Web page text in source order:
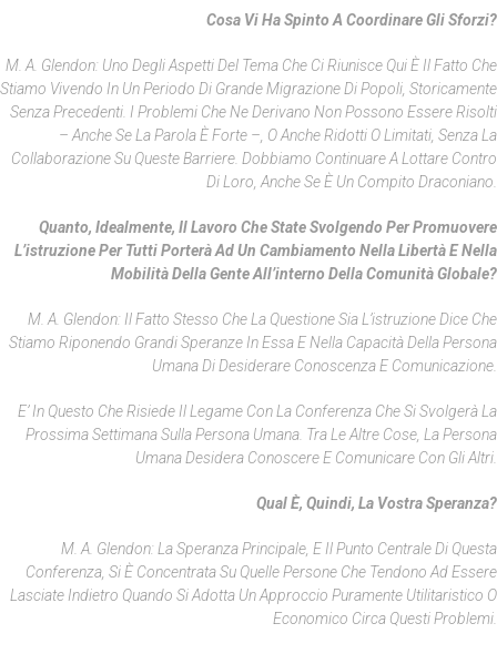
Cosa Vi Ha Spinto A Coordinare Gli Sforzi?
M. A. Glendon: Uno Degli Aspetti Del Tema Che Ci Riunisce Qui È Il Fatto Che
Stiamo Vivendo In Un Periodo Di Grande Migrazione Di Popoli, Storicamente
Senza Precedenti. I Problemi Che Ne Derivano Non Possono Essere Risolti
– Anche Se La Parola È Forte –, O Anche Ridotti O Limitati, Senza La
Collaborazione Su Queste Barriere. Dobbiamo Continuare A Lottare Contro
Di Loro, Anche Se È Un Compito Draconiano.
Quanto, Idealmente, Il Lavoro Che State Svolgendo Per Promuovere
L’istruzione Per Tutti Porterà Ad Un Cambiamento Nella Libertà E Nella
Mobilità Della Gente All’interno Della Comunità Globale?
M. A. Glendon: Il Fatto Stesso Che La Questione Sia L’istruzione Dice Che
Stiamo Riponendo Grandi Speranze In Essa E Nella Capacità Della Persona
Umana Di Desiderare Conoscenza E Comunicazione.
E’ In Questo Che Risiede Il Legame Con La Conferenza Che Si Svolgerà La
Prossima Settimana Sulla Persona Umana. Tra Le Altre Cose, La Persona
Umana Desidera Conoscere E Comunicare Con Gli Altri.
Qual È, Quindi, La Vostra Speranza?
M. A. Glendon: La Speranza Principale, E Il Punto Centrale Di Questa
Conferenza, Si È Concentrata Su Quelle Persone Che Tendono Ad Essere
Lasciate Indietro Quando Si Adotta Un Approccio Puramente Utilitaristico O
Economico Circa Questi Problemi.